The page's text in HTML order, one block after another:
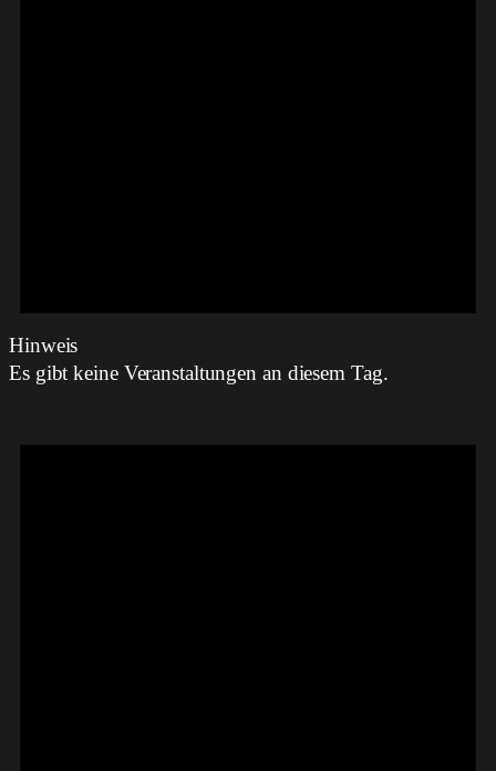
Hinweis
Es gibt keine Veranstaltungen an diesem Tag.